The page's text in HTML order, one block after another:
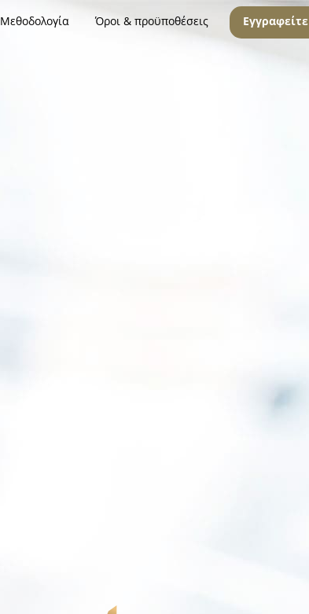
Μεθοδολογία Όροι & προϋποθέσεις Εγγραφείτε